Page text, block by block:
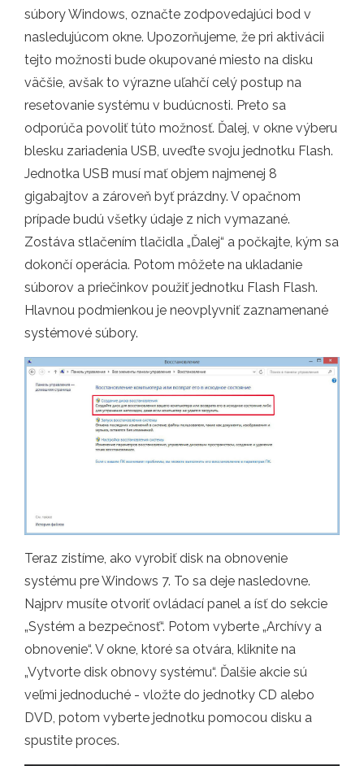
súbory Windows, označte zodpovedajúci bod v
nasledujúcom okne. Upozorňujeme, že pri aktivácii
tejto možnosti bude okupované miesto na disku
väčšie, avšak to výrazne uľahčí celý postup na
resetovanie systému v budúcnosti. Preto sa
odporúča povoliť túto možnosť. Ďalej, v okne výberu
blesku zariadenia USB, uveďte svoju jednotku Flash.
Jednotka USB musí mať objem najmenej 8
gigabajtov a zároveň byť prázdny. V opačnom
prípade budú všetky údaje z nich vymazané.
Zostáva stlačením tlačidla „Ďalej“ a počkajte, kým sa
dokončí operácia. Potom môžete na ukladanie
súborov a priečinkov použiť jednotku Flash Flash.
Hlavnou podmienkou je neovplyvniť zaznamenané
systémové súbory.
Teraz zistíme, ako vyrobiť disk na obnovenie
systému pre Windows 7. To sa deje nasledovne.
Najprv musíte otvoriť ovládací panel a ísť do sekcie
„Systém a bezpečnosť“. Potom vyberte „Archívy a
obnovenie“. V okne, ktoré sa otvára, kliknite na
„Vytvorte disk obnovy systému“. Ďalšie akcie sú
veľmi jednoduché - vložte do jednotky CD alebo
DVD, potom vyberte jednotku pomocou disku a
spustite proces.